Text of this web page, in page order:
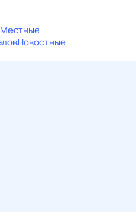
Местные
Новостные